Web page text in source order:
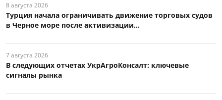
8 августа 2026
Турция начала ограничивать движение торговых судов
в Черное море после активизации...
7 августа 2026
В следующих отчетах УкрАгроКонсалт: ключевые
сигналы рынка